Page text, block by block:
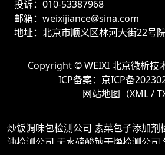
投诉：010-53387968
邮箱：weixijiance@sina.com
地址：北京市顺义区林河大街22号
Copyright ©WEIXI 北京微析技
ICP备案： 京ICP备
网站地图（XML/
炒饭调味包检测公司 素菜包子添加剂
油检测公司 无水硫酸钠干燥检测公司